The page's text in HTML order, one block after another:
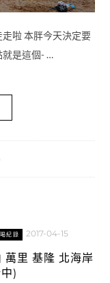
啦 本胖今天決定要
就是這個- …
紀錄 2017-04-15
萬里 基隆 北海岸
)